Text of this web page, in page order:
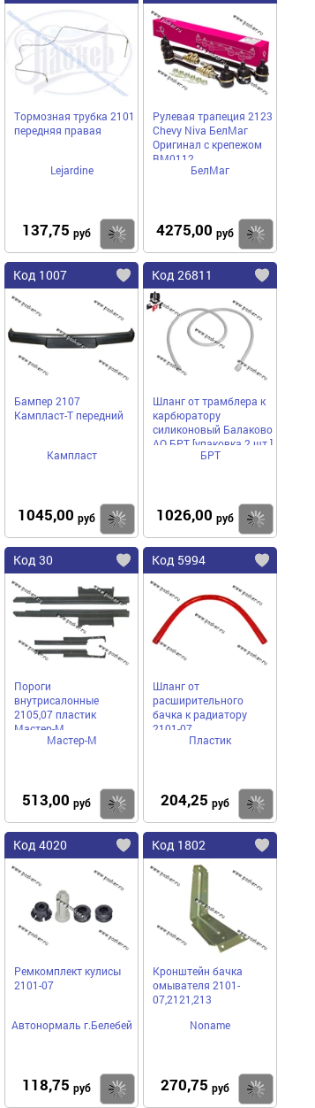
Тормозная трубка 2101
передняя правая
Lejardine
137,75 руб Купить
Рулевая трапеция 2123
Chevy Niva БелМаг
Оригинал с крепежом
BM0112
БелМаг
4275,00 руб
Код 1007
Бампер 2107
Кампласт-Т передний
Кампласт
1045,00 руб Купить
Код 26811
Шланг от трамблера к
карбюратору
силиконовый Балаково
АО БРТ [упаковка 2 шт.]
БРТ
1026,00 руб
Код 30
Пороги
внутрисалонные
2105,07 пластик
Мастер-М
Мастер-М
513,00 руб Купить
Код 5994
Шланг от
расширительного
бачка к радиатору
2101-07
Пластик
204,25 руб
Код 4020
Ремкомплект кулисы
2101-07
Автонормаль г.Белебей
118,75 руб Купить
Код 1802
Кронштейн бачка
омывателя 2101-
07,2121,213
Noname
270,75 руб